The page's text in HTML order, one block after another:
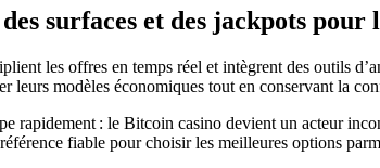
surfaces et des jackpots pour
les offres en temps réel et intègrent des outils
leurs modèles économiques tout en conservant la
rapidement : le Bitcoin casino devient un acteur
fiable pour choisir les meilleures options